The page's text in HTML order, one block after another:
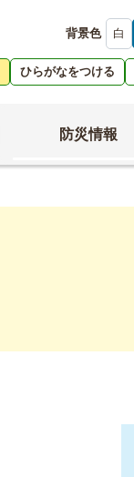
背景色 白
ひらがなをつける
防災情報